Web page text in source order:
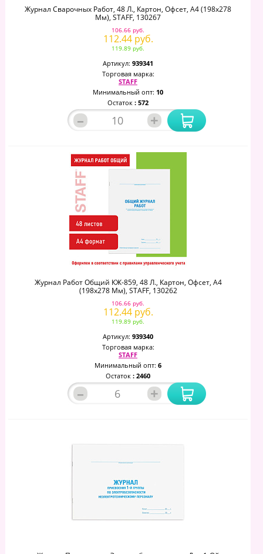
Журнал Сварочных Работ, 48 Л., Картон, Офсет, А4 (198х278
Мм), STAFF, 130267
106.66 руб.
112.44 руб.
119.89 руб.
Артикул: 939341
Торговая марка:
STAFF
Минимальный опт: 10
Остаток : 572
– +
Журнал Работ Общий КЖ-859, 48 Л., Картон, Офсет, А4
(198х278 Мм), STAFF, 130262
106.66 руб.
112.44 руб.
119.89 руб.
Артикул: 939340
Торговая марка:
STAFF
Минимальный опт: 6
Остаток : 2460
– +